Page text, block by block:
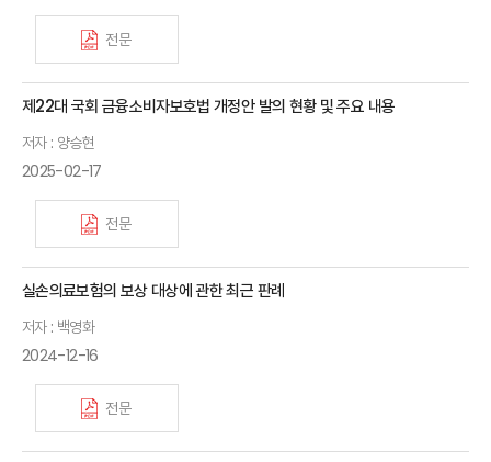
전문
제22대 국회 금융소비자보호법 개정안 발의 현황 및 주요 내용
저자 : 양승현
2025-02-17
전문
실손의료보험의 보상 대상에 관한 최근 판례
저자 : 백영화
2024-12-16
전문